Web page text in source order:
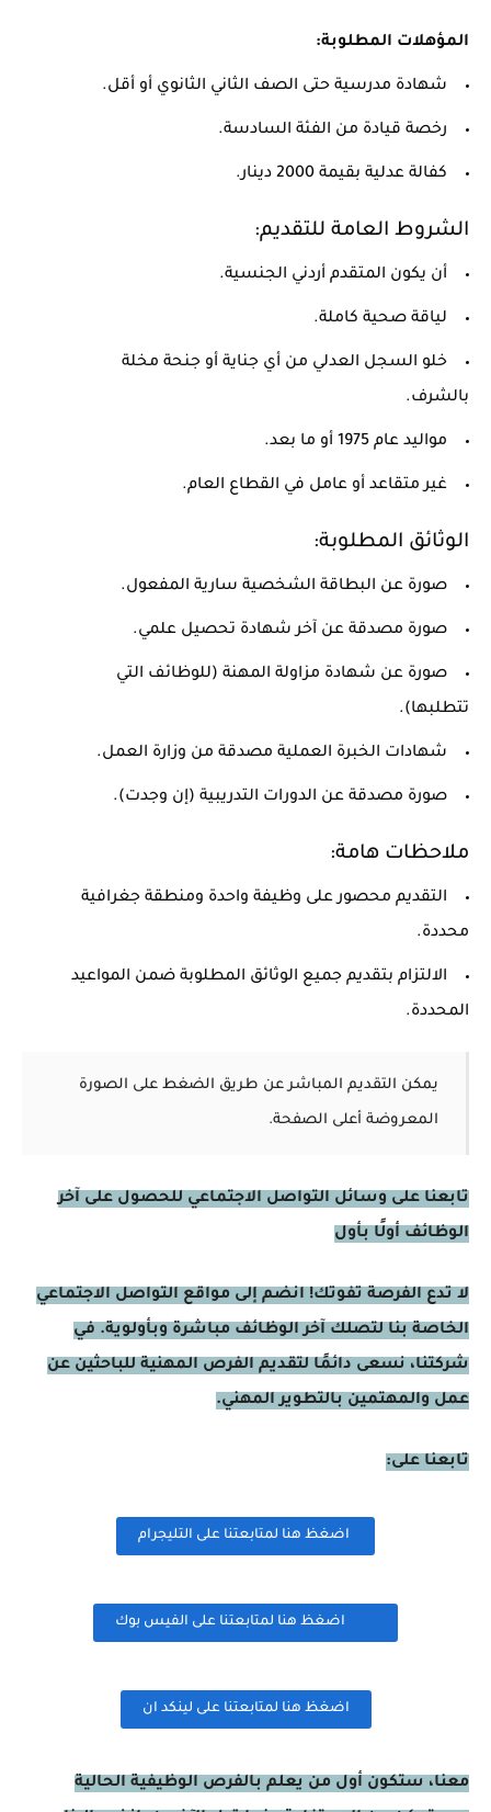
المؤهلات المطلوبة:
شهادة مدرسية حتى الصف الثاني الثانوي أو أقل.
رخصة قيادة من الفئة السادسة.
كفالة عدلية بقيمة 2000 دينار.
الشروط العامة للتقديم:
أن يكون المتقدم أردني الجنسية.
لياقة صحية كاملة.
خلو السجل العدلي من أي جناية أو جنحة مخلة
بالشرف.
مواليد عام 1975 أو ما بعد.
غير متقاعد أو عامل في القطاع العام.
الوثائق المطلوبة:
صورة عن البطاقة الشخصية سارية المفعول.
صورة مصدقة عن آخر شهادة تحصيل علمي.
صورة عن شهادة مزاولة المهنة (للوظائف التي
تتطلبها).
شهادات الخبرة العملية مصدقة من وزارة العمل.
صورة مصدقة عن الدورات التدريبية (إن وجدت).
ملاحظات هامة:
التقديم محصور على وظيفة واحدة ومنطقة جغرافية
محددة.
الالتزام بتقديم جميع الوثائق المطلوبة ضمن المواعيد
المحددة.
يمكن التقديم المباشر عن طريق الضغط على الصورة
المعروضة أعلى الصفحة.
تابعنا على وسائل التواصل الاجتماعي للحصول على آخر
الوظائف أولًا بأول
لا تدع الفرصة تفوتك! انضم إلى مواقع التواصل الاجتماعي
الخاصة بنا لتصلك آخر الوظائف مباشرة وبأولوية. في
شركتنا، نسعى دائمًا لتقديم الفرص المهنية للباحثين عن
عمل والمهتمين بالتطوير المهني.
تابعنا على:
اضغظ هنا لمتابعتنا على التليجرام
اضغظ هنا لمتابعتنا على الفيس بوك
اضغظ هنا لمتابعتنا على لينكد ان
معنا، ستكون أول من يعلم بالفرص الوظيفية الحالية